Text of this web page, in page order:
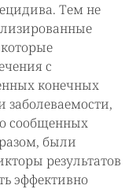
Тем не
с
конечных
сообщенных
были
результатов
эффективно